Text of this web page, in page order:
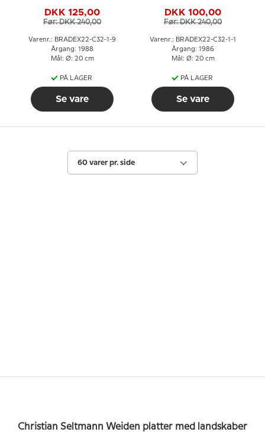
DKK 125,00
Før: DKK 240,00
Varenr.: BRADEX22-C32-1-9
Årgang: 1988
Mål: Ø: 20 cm
PÅ LAGER
Se vare
DKK 100,00
Før: DKK 240,00
Varenr.: BRADEX22-C32-1-1
Årgang: 1986
Mål: Ø: 20 cm
PÅ LAGER
Se vare
60 varer pr. side
Christian Seltmann Weiden platter med landskaber